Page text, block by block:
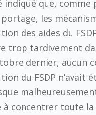
indiqué que, comme
les
des aides du
trop tardivement
dernier, aucun
du FSDP n’avait
à concentrer toute